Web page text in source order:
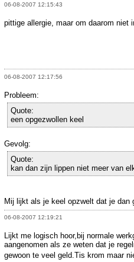
06-08-2007 12:15:43
pittige allergie, maar om daarom niet
06-08-2007 12:17:56
Probleem:
Quote:
een opgezwollen keel
Gevolg:
Quote:
kan dan zijn lippen niet meer van
Mij lijkt als je keel opzwelt dat je dan
06-08-2007 12:19:21
Lijkt me logisch hoor,bij normale
aangenomen als ze weten dat je
gewoon te veel geld.Tis krom maar